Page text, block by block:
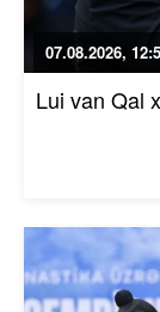
07.08.2026,
Lui van Qal